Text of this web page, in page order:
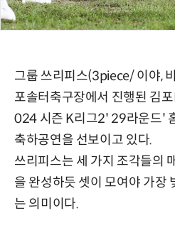
그룹 쓰리피스(3piece/ 이야,
포솔터축구장에서 진행된 김
024 시즌 K리그2' 29라운드'
축하공연을 선보이고 있다.
쓰리피스는 세 가지 조각들의
을 완성하듯 셋이 모여야 가장
는 의미이다.